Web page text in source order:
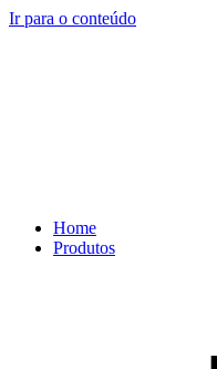
Ir para o conteúdo
Home
Produtos